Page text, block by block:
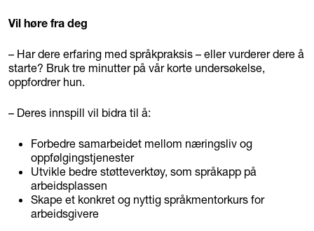
Vil høre fra deg
– Har dere erfaring med språkpraksis – eller vurderer dere å
starte? Bruk tre minutter på vår korte undersøkelse,
oppfordrer hun.
– Deres innspill vil bidra til å:
Forbedre samarbeidet mellom næringsliv og
oppfølgingstjenester
Utvikle bedre støtteverktøy, som språkapp på
arbeidsplassen
Skape et konkret og nyttig språkmentorkurs for
arbeidsgivere